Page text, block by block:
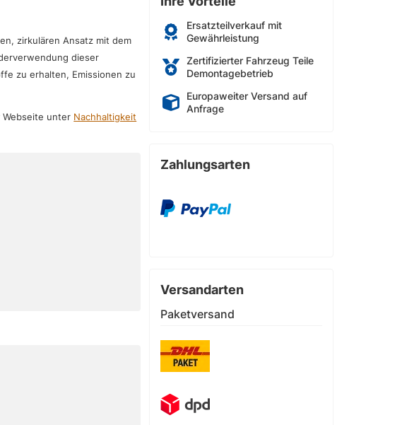
zirkulären Ansatz mit dem
dieser
zu erhalten, Emissionen zu
unter Nachhaltigkeit
Ersatzteilverkauf mit
Gewährleistung
Zertifizierter Fahrzeug Teile
Demontagebetrieb
Europaweiter Versand auf
Anfrage
Zahlungsarten
Versandarten
Paketversand